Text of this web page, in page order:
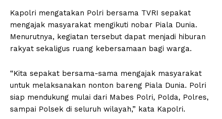
Kapolri mengatakan Polri bersama TVRI sepakat
mengajak masyarakat mengikuti nobar Piala Dunia.
Menurutnya, kegiatan tersebut dapat menjadi hiburan
rakyat sekaligus ruang kebersamaan bagi warga.
“Kita sepakat bersama-sama mengajak masyarakat
untuk melaksanakan nonton bareng Piala Dunia. Polri
siap mendukung mulai dari Mabes Polri, Polda, Polres,
sampai Polsek di seluruh wilayah,” kata Kapolri.